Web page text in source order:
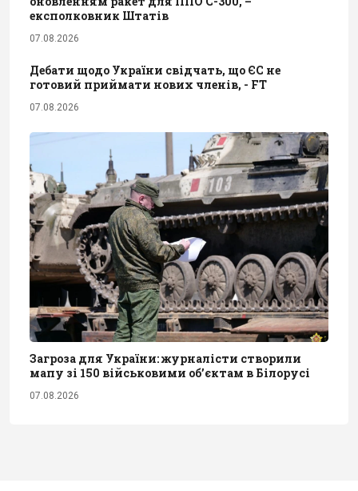
експолковник Штатів
07.08.2026
Дебати щодо України свідчать, що ЄС не
готовий приймати нових членів, - FT
07.08.2026
Загроза для України: журналісти створили
мапу зі 150 військовими обʼєктам в Білорусі
07.08.2026